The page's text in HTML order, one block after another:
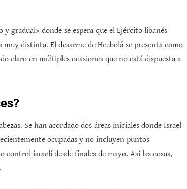
gradual» donde se espera que el Ejército libanés
distinta. El desarme de Hezbolá se presenta como
claro en múltiples ocasiones que no está dispuesta a
Se han acordado dos áreas iniciales donde Israel
ocupadas y no incluyen puntos
israelí desde finales de mayo. Así las cosas,